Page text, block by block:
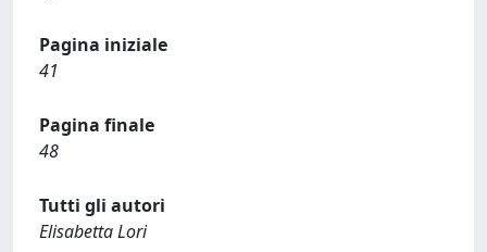
Pagina iniziale
41
Pagina finale
48
Tutti gli autori
Elisabetta Lori